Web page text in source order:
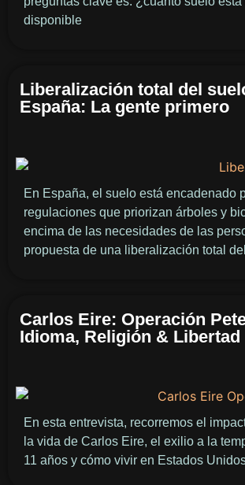
disponible
Liberalización total del
España: La gente primero
En España, el suelo está encadenado
regulaciones que priorizan árboles y
encima de las necesidades de las
propuesta de una liberalización total
Carlos Eire: Operación
Idioma, Religión & Libertad
En esta entrevista, recorremos el
la vida de Carlos Eire, el exilio a la
11 años y cómo vivir en Estados